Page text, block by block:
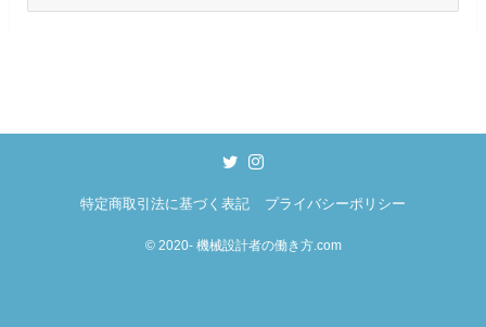
特定商取引法に基づく表記 プライバシーポリシー
©2020- 機械設計者の働き方.com